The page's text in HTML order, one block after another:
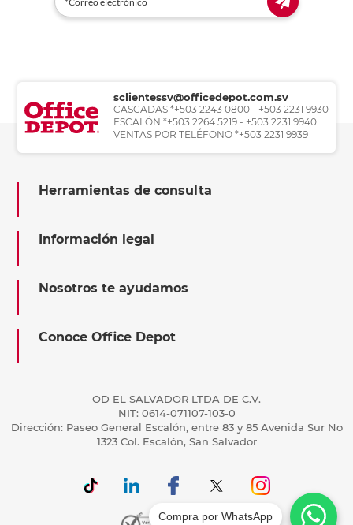
sclientessv@officedepot.com.sv
CASCADAS *+503 2243 0800 - +503 2231 9930
ESCALÓN *+503 2264 5219 - +503 2231 9940
VENTAS POR TELÉFONO *+503 2231 9939
Herramientas de consulta
Información legal
Nosotros te ayudamos
Conoce Office Depot
OD EL SALVADOR LTDA DE C.V.
NIT: 0614-071107-103-0
Dirección: Paseo General Escalón, entre 83 y 85 Avenida Sur No
1323 Col. Escalón, San Salvador
Compra por WhatsApp